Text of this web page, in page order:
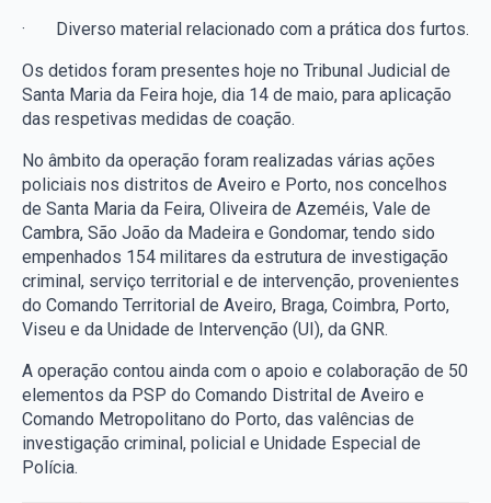
· Diverso material relacionado com a prática dos furtos.
Os detidos foram presentes hoje no Tribunal Judicial de
Santa Maria da Feira hoje, dia 14 de maio, para aplicação
das respetivas medidas de coação.
No âmbito da operação foram realizadas várias ações
policiais nos distritos de Aveiro e Porto, nos concelhos
de Santa Maria da Feira, Oliveira de Azeméis, Vale de
Cambra, São João da Madeira e Gondomar, tendo sido
empenhados 154 militares da estrutura de investigação
criminal, serviço territorial e de intervenção, provenientes
do Comando Territorial de Aveiro, Braga, Coimbra, Porto,
Viseu e da Unidade de Intervenção (UI), da GNR.
A operação contou ainda com o apoio e colaboração de 50
elementos da PSP do Comando Distrital de Aveiro e
Comando Metropolitano do Porto, das valências de
investigação criminal, policial e Unidade Especial de
Polícia.